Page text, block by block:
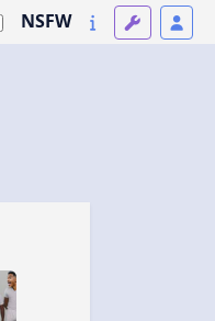
NSFW